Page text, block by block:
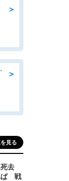
＞
aichi
＞
格:保健師、正看護師
見る
死去
ば 戦